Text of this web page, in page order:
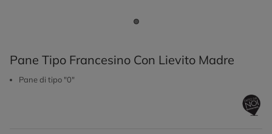
Pane Tipo Francesino Con Lievito Madre
Pane di tipo "0"